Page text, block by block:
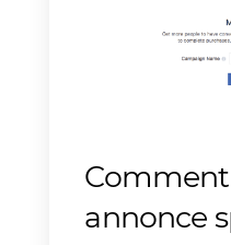
page, via
comment